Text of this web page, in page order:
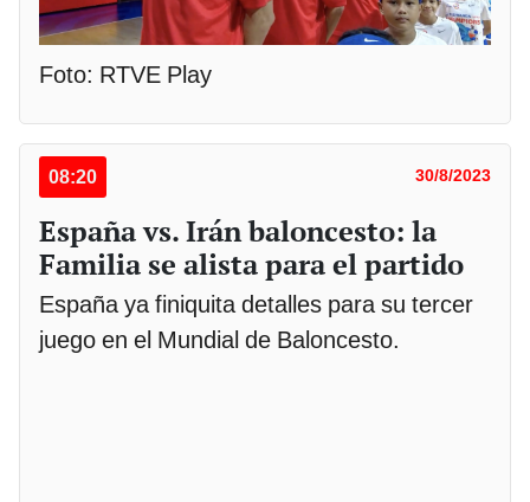
Foto: RTVE Play
08:20 30/8/2023
España vs. Irán baloncesto: la
Familia se alista para el partido
España ya finiquita detalles para su tercer
juego en el Mundial de Baloncesto.